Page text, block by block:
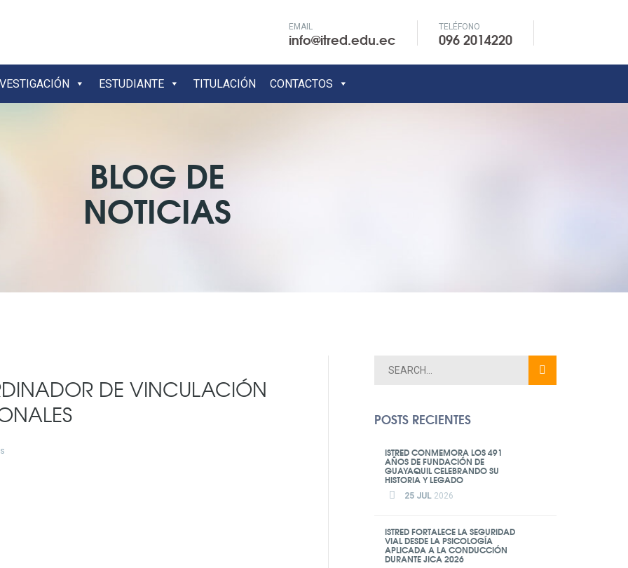
EMAIL
info@itred.edu.ec
TELÉFONO
096 2014220
ESTUDIANTE TITULACIÓN CONTACTOS
BLOG DE
NOTICIAS
DE VINCULACIÓN
POSTS RECIENTES
ISTRED CONMEMORA LOS 491
AÑOS DE FUNDACIÓN DE
GUAYAQUIL CELEBRANDO SU
HISTORIA Y LEGADO
25 JUL 2026
ISTRED FORTALECE LA SEGURIDAD
VIAL DESDE LA PSICOLOGÍA
APLICADA A LA CONDUCCIÓN
DURANTE JICA 2026